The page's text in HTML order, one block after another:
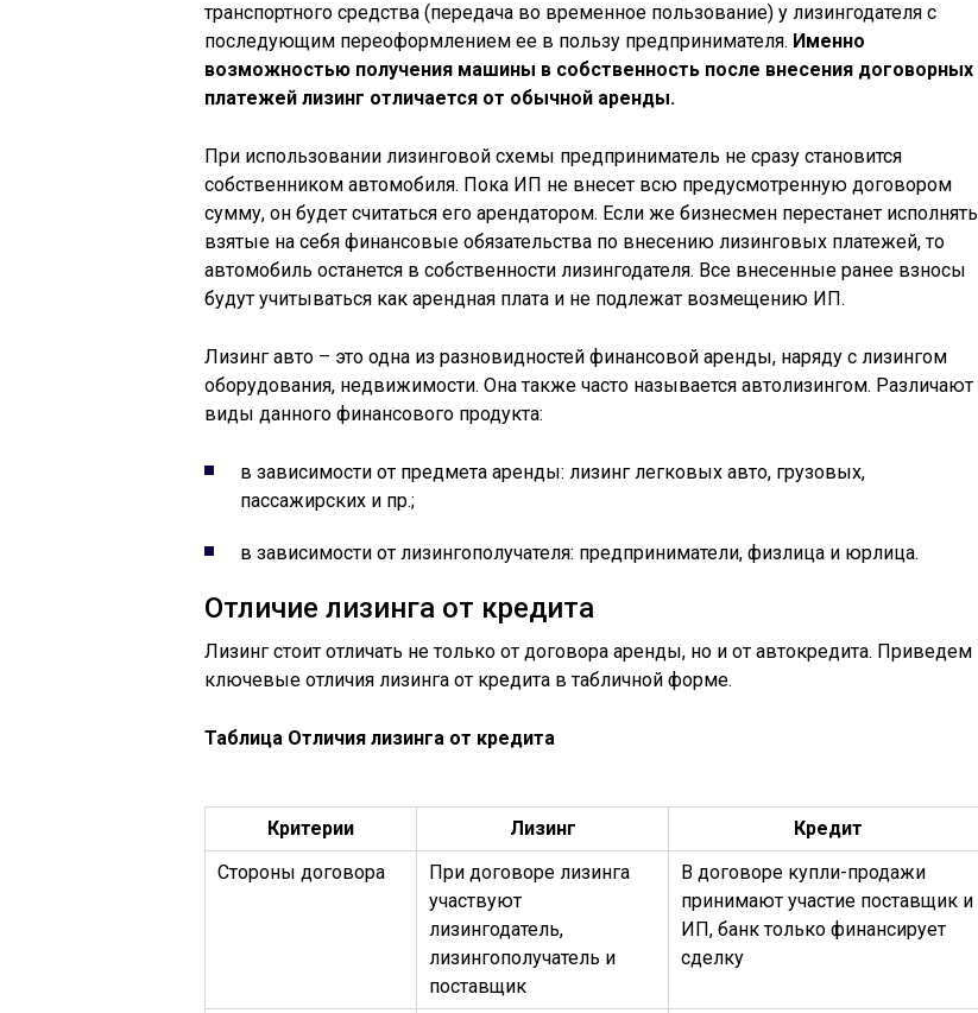
транспортного средства (передача во временное пользование) у лизингодателя с
последующим переоформлением ее в пользу предпринимателя. Именно
возможностью получения машины в собственность после внесения договорных
платежей лизинг отличается от обычной аренды.
При использовании лизинговой схемы предприниматель не сразу становится
собственником автомобиля. Пока ИП не внесет всю предусмотренную договором
сумму, он будет считаться его арендатором. Если же бизнесмен перестанет исполнять
взятые на себя финансовые обязательства по внесению лизинговых платежей, то
автомобиль останется в собственности лизингодателя. Все внесенные ранее взносы
будут учитываться как арендная плата и не подлежат возмещению ИП.
Лизинг авто – это одна из разновидностей финансовой аренды, наряду с лизингом
оборудования, недвижимости. Она также часто называется автолизингом. Различают
виды данного финансового продукта:
в зависимости от предмета аренды: лизинг легковых авто, грузовых,
пассажирских и пр.;
в зависимости от лизингополучателя: предприниматели, физлица и юрлица.
Отличие лизинга от кредита
Лизинг стоит отличать не только от договора аренды, но и от автокредита. Приведем
ключевые отличия лизинга от кредита в табличной форме.
Таблица Отличия лизинга от кредита
Критерии Лизинг
Кредит
Стороны договора
При договоре лизинга
участвуют
лизингодатель,
лизингополучатель и
поставщик
В договоре купли-продажи
принимают участие поставщик и
ИП, банк только финансирует
сделку